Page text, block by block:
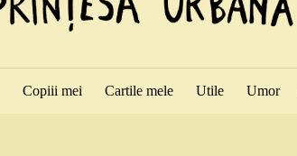
Copiii mei Cartile mele Utile Umor